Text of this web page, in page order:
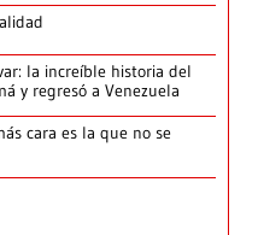
la increíble historia del
y regresó a Venezuela
cara es la que no se